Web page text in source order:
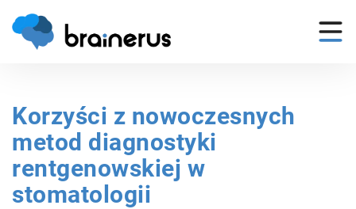
Korzyści z nowoczesnych
metod diagnostyki
rentgenowskiej w
stomatologii